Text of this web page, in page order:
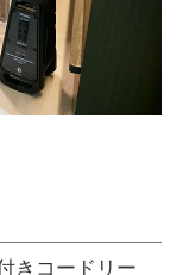
きコードリー